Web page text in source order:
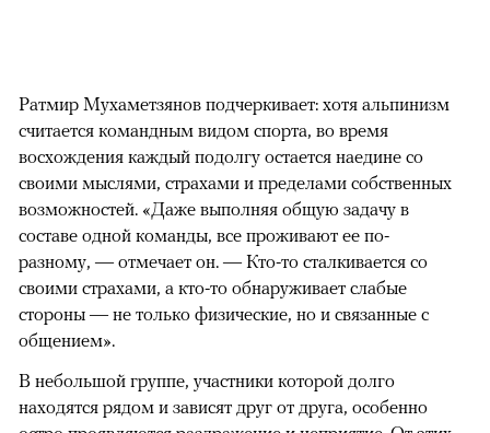
Ратмир Мухаметзянов подчеркивает: хотя альпинизм
считается командным видом спорта, во время
восхождения каждый подолгу остается наедине со
своими мыслями, страхами и пределами собственных
возможностей. «Даже выполняя общую задачу в
составе одной команды, все проживают ее по-
разному, — отмечает он. — Кто-то сталкивается со
своими страхами, а кто-то обнаруживает слабые
стороны — не только физические, но и связанные с
общением».
В небольшой группе, участники которой долго
находятся рядом и зависят друг от друга, особенно